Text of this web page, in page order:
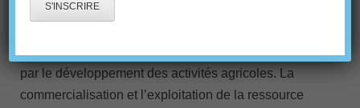
par le développement des activités agricoles. La
commercialisation et l’exploitation de la ressource